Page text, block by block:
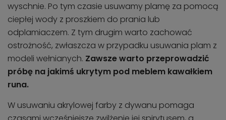
wyschnie. Po tym czasie usuwamy plamę za pomocą
ciepłej wody z proszkiem do prania lub
odplamiaczem. Z tym drugim warto zachować
ostrożność, zwłaszcza w przypadku usuwania plam z
modeli wełnianych. Zawsze warto przeprowadzić
próbę na jakimś ukrytym pod meblem kawałkiem
runa.
W usuwaniu akrylowej farby z dywanu pomaga